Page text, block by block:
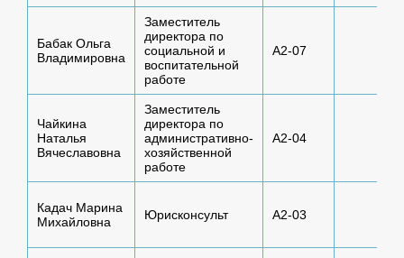
Бабак Ольга
Владимировна
Заместитель
директора по
социальной и
воспитательной
работе
А2-07
Чайкина
Наталья
Вячеславовна
Заместитель
директора по
административно-
хозяйственной
работе
А2-04
Кадач Марина
Михайловна
Юрисконсульт А2-03